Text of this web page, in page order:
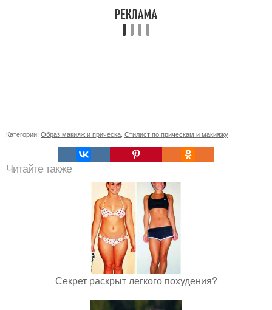
Категории: Образ макияж и прическа Стилист по прическам и макияжу
Читайте также
Секрет раскрыт легкого похудения?